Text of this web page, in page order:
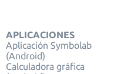
APLICACIONES
Aplicación Symbolab
(Android)
Calculadora gráfica